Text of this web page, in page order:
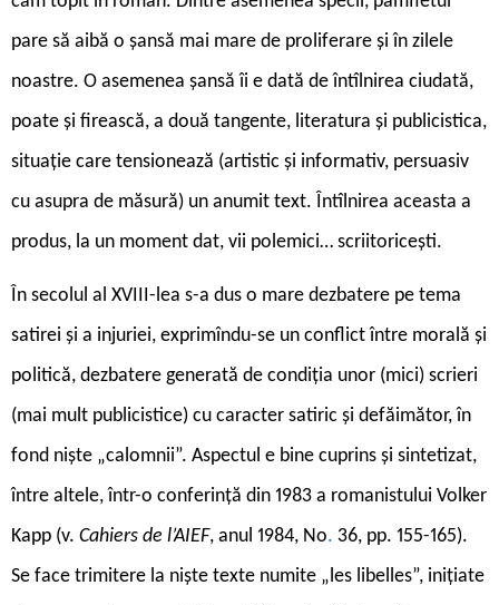
pare să aibă o șansă mai mare de proliferare și în zilele
noastre. O asemenea șansă îi e dată de întîlnirea ciudată,
poate și firească, a două tangente, literatura și publicistica,
situație care tensionează (artistic și informativ, persuasiv
cu asupra de măsură) un anumit text. Întîlnirea aceasta a
produs, la un moment dat, vii polemici… scriitoricești.
În secolul al XVIII-lea s-a dus o mare dezbatere pe tema
satirei și a injuriei, exprimîndu-se un conflict între morală și
politică, dezbatere generată de condiția unor (mici) scrieri
(mai mult publicistice) cu caracter satiric și defăimător, în
fond niște „calomnii”. Aspectul e bine cuprins și sintetizat,
între altele, într-o conferință din 1983 a romanistului Volker
Kapp (v. Cahiers de l’AIEF, anul 1984, No. 36, pp. 155-165).
Se face trimitere la niște texte numite „les libelles”, inițiate